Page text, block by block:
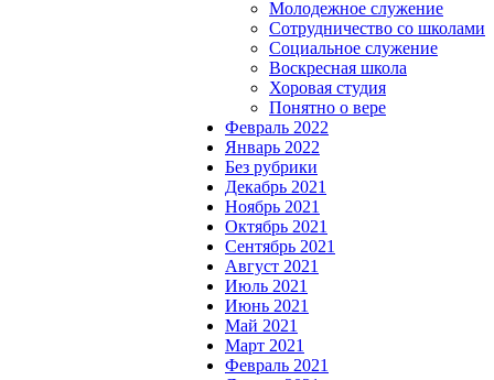
Молодежное служение
Сотрудничество со школами
Социальное служение
Воскресная школа
Хоровая студия
Понятно о вере
Февраль 2022
Январь 2022
Без рубрики
Декабрь 2021
Ноябрь 2021
Октябрь 2021
Сентябрь 2021
Август 2021
Июль 2021
Июнь 2021
Май 2021
Март 2021
Февраль 2021